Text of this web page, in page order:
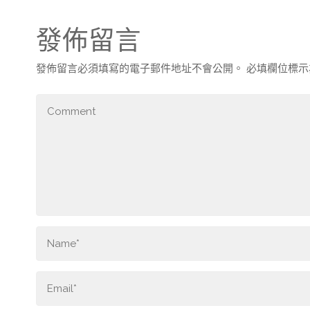
發佈留言
發佈留言必須填寫的電子郵件地址不會公開。 必填欄位標